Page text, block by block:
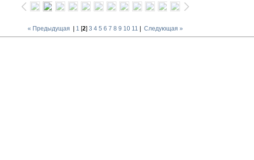
« Предыдущая 1 [2] 3 4 5 6 7 8 9 10 11 Следующая »